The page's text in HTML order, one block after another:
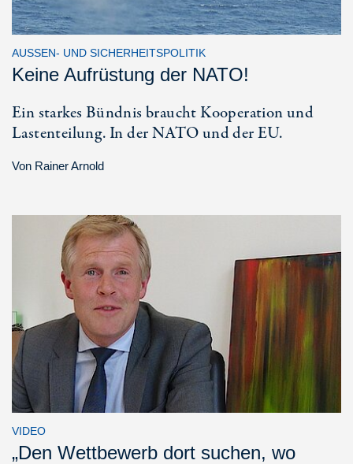
AUSSEN- UND SICHERHEITSPOLITIK
Keine Aufrüstung der NATO!
Ein starkes Bündnis braucht Kooperation und
Lastenteilung. In der NATO und der EU.
Von Rainer Arnold
VIDEO
„Den Wettbewerb dort suchen, wo